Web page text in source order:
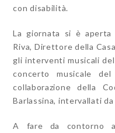
con disabilità.
La giornata si è aperta
Riva, Direttore della
gli interventi musicali
concerto musicale
collaborazione della
Barlassina, intervallati
A fare da contorno